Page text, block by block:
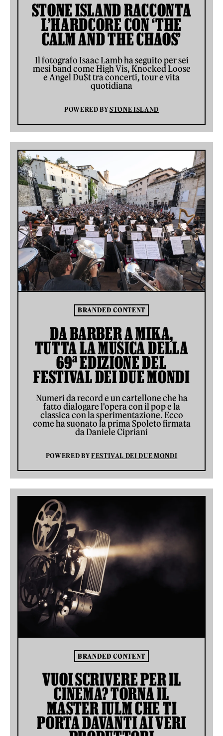
STONE ISLAND RACCONTA
L’HARDCORE CON ‘THE
CALM AND THE CHAOS’
Il fotografo Isaac Lamb ha seguito per sei
mesi band come High Vis, Knocked Loose
e Angel Du$t tra concerti, tour e vita
quotidiana
POWERED BYSTONE ISLAND
BRANDED CONTENT
DA BARBER A MIKA,
TUTTA LA MUSICA DELLA
69ª EDIZIONE DEL
FESTIVAL DEI DUE MONDI
Numeri da record e un cartellone che ha
fatto dialogare l'opera con il pop e la
classica con la sperimentazione. Ecco
come ha suonato la prima Spoleto firmata
da Daniele Cipriani
POWERED BYFESTIVAL DEI DUE MONDI
BRANDED CONTENT
VUOI SCRIVERE PER IL
CINEMA? TORNA IL
MASTER IULM CHE TI
PORTA DAVANTI AI VERI